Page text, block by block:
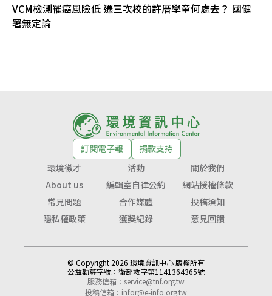
VCM檢測罹癌風險低 遷三次校的許厝學童何處去？ 國健
署無定論
訂閱電子報
捐款支持
環境徵才
活動
關於我們
About us
編輯室自律公約
網站授權條款
常見問題
合作媒體
投稿須知
隱私權政策
獲獎紀錄 意見回饋
© Copyright 2026 環境資訊中心 版權所有
公益勸募字號： 衛部救字第1141364365號
服務信箱： service@tnf.org.tw
投稿信箱： infor@e-info.org.tw